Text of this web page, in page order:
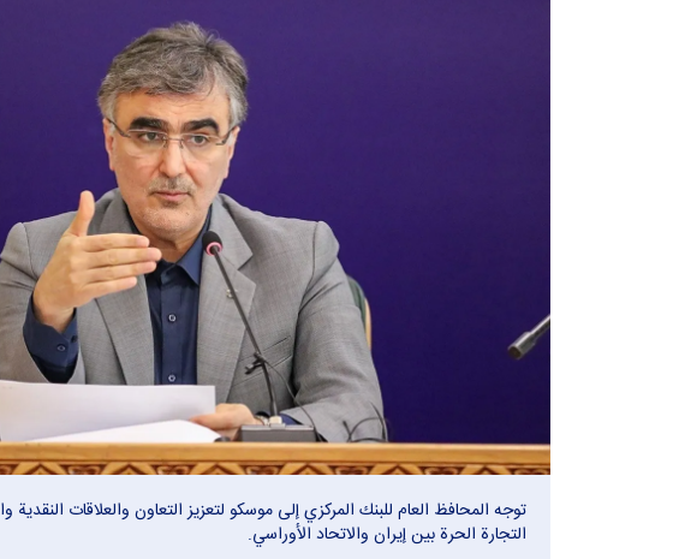
توجه المحافظ العام للبنك المركزي إلى موسكو لتعزيز التعاون والعلاقات النقدية
التجارة الحرة بين إيران والاتحاد الأوراسي.